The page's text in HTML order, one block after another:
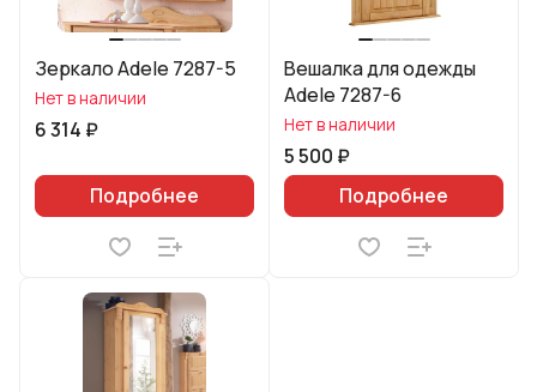
Зеркало Adele 7287-5
Нет в наличии
6 314 ₽
Подробнее
Вешалка для одежды
Adele 7287-6
Нет в наличии
5 500 ₽
Подробнее